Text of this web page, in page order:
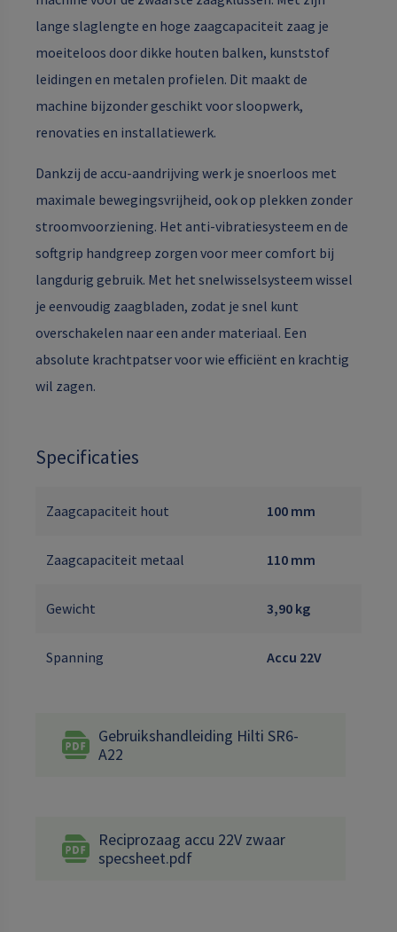
lange slaglengte en hoge zaagcapaciteit zaag je
moeiteloos door dikke houten balken, kunststof
leidingen en metalen profielen. Dit maakt de
machine bijzonder geschikt voor sloopwerk,
renovaties en installatiewerk.
Dankzij de accu-aandrijving werk je snoerloos met
maximale bewegingsvrijheid, ook op plekken zonder
stroomvoorziening. Het anti-vibratiesysteem en de
softgrip handgreep zorgen voor meer comfort bij
langdurig gebruik. Met het snelwisselsysteem wissel
je eenvoudig zaagbladen, zodat je snel kunt
overschakelen naar een ander materiaal. Een
absolute krachtpatser voor wie efficiënt en krachtig
wil zagen.
Specificaties
Zaagcapaciteit hout 100 mm
Zaagcapaciteit metaal 110 mm
Gewicht 3,90 kg
Spanning Accu 22V
Gebruikshandleiding Hilti SR6-
A22
Reciprozaag accu 22V zwaar
specsheet.pdf